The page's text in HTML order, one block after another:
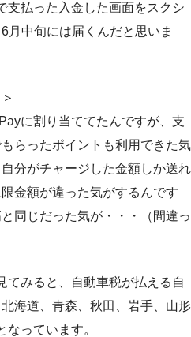
支払った入金した画面をスクシ
月中旬には届くんだと思いま
に割り当ててたんですが、支
らったポイントも利用できた気
分がチャージした金額しか送れ
金額が違った気がするんです
同じだった気が・・・（間違っ
てみると、自動車税が払える自
海道、青森、秋田、岩手、山形
なっています。